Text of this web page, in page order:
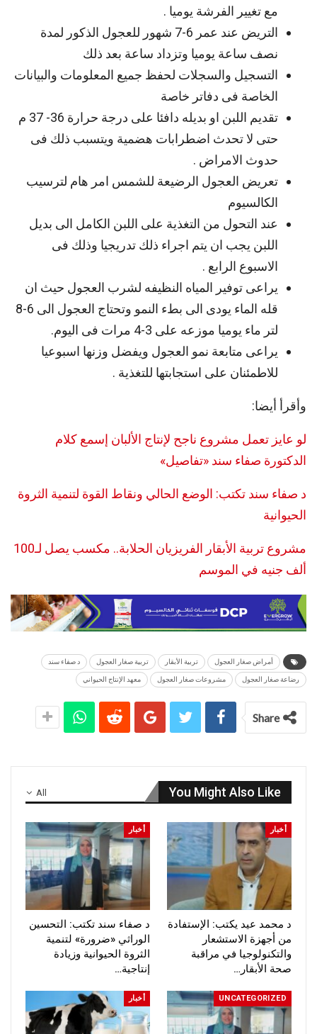
مع تغيير الفرشة يوميا .
التريض عند عمر 6-7 شهور للعجول الذكور لمدة
نصف ساعة يوميا وتزداد ساعة بعد ذلك
التسجيل والسجلات لحفظ جميع المعلومات والبيانات
الخاصة فى دفاتر خاصة
تقديم اللبن او بديله دافئا على درجة حرارة 36- 37 م
حتى لا تحدث اضطرابات هضمية ويتسبب ذلك فى
حدوث الامراض .
تعريض العجول الرضيعة للشمس امر هام لترسيب
الكالسيوم
عند التحول من التغذية على اللبن الكامل الى بديل
اللبن يجب ان يتم اجراء ذلك تدريجيا وذلك فى
الاسبوع الرابع .
يراعى توفير المياه النظيفه لشرب العجول حيث ان
قله الماء يودى الى بطء النمو وتحتاج العجول الى 6-8
لتر ماء يوميا موزعه على 3-4 مرات فى اليوم.
يراعى متابعة نمو العجول ويفضل وزنها اسبوعيا
للاطمئنان على استجابتها للتغذية .
وأقرأ أيضا:
لو عايز تعمل مشروع ناجح لإنتاج الألبان إسمع كلام
الدكتورة صفاء سند «تفاصيل»
د صفاء سند تكتب: الوضع الحالي ونقاط القوة لتنمية الثروة
الحيوانية
مشروع تربية الأبقار الفريزيان الحلابة.. مكسب يصل لـ100
ألف جنيه في الموسم
أمراض صغار العجول تربية الأبقار تربية صغار العجول د صفاء سند
رضاعة صغار العجول مشروعات صغار العجول معهد الإنتاج الحيواني
Share
All You Might Also Like
أخبار
د محمد عيد يكتب: الإستفادة
من أجهزة الاستشعار
والتكنولوجيا في مراقبة
صحة الأبقار…
أخبار
د صفاء سند تكتب: التحسين
الوراثي «ضرورة» لتنمية
الثروة الحيوانية وزيادة
إنتاجية…
UNCATEGORIZED أخبار